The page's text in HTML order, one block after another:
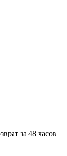
за 48 часов